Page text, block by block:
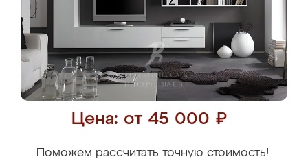
Цена: от 45 000 ₽
Поможем рассчитать точную стоимость!